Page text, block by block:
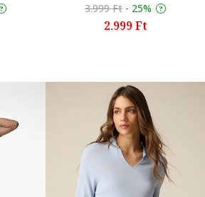
3.999 Ft - 25%
2.999 Ft